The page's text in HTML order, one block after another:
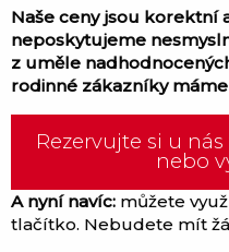
Naše ceny jsou korektní
neposkytujeme
z uměle
rodinné zákazníky máme
Rezervujte si u
nebo
A nyní navíc:můžete
tlačítko. Nebudete mít